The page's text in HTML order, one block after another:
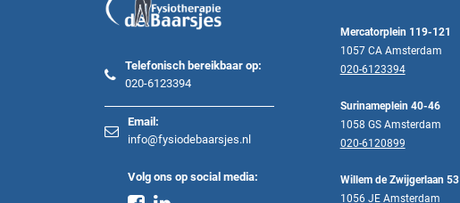
Telefonisch bereikbaar op:
020-6123394
Email:
info@fysiodebaarsjes.nl
Volg ons op social media:
Mercatorplein 119-121
1057 CA Amsterdam
020-6123394
Surinameplein 40-46
1058 GS Amsterdam
020-6120899
Willem de Zwijgerlaan 53
1056 JE Amsterdam